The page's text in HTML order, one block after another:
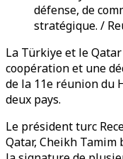
défense, de
stratégique. /
La Türkiye et le
coopération et une
de la 11e réunion du
deux pays.
Le président turc
Qatar, Cheikh Tamim